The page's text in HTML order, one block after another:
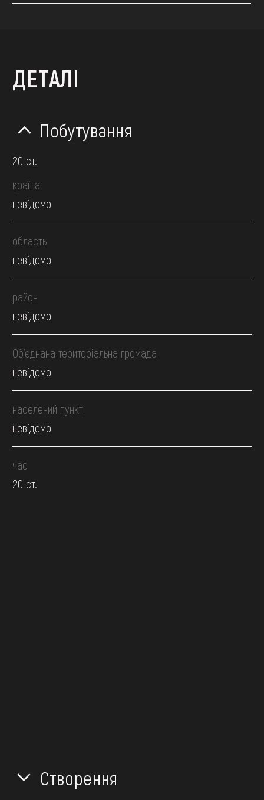
ДЕТАЛІ
Побутування
20 ст.
країна
невідомо
область
невідомо
район
невідомо
Об’єднана територіальна громада
невідомо
населений пункт
невідомо
час
20 ст.
Створення